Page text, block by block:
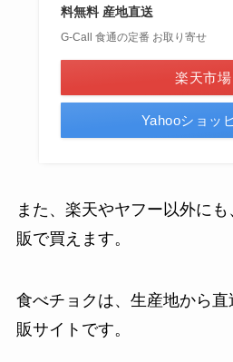
料無料 産地直送
G-Call 食通の定番 お取り寄せ
楽天市場
Yahooショッ
また、楽天やヤフー以外に
販で買えます。
食べチョクは、生産地から
販サイトです。